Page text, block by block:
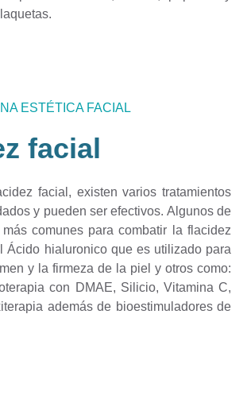
ESTÉTICA FACIAL
facial
facial, existen varios tratamientos
y pueden ser efectivos. Algunos de
más comunes para combatir la flacidez
Ácido hialuronico que es utilizado para
y la firmeza de la piel y otros como:
con DMAE, Silicio, Vitamina C,
además de bioestimuladores de